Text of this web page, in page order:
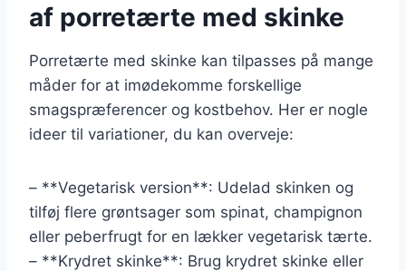
af porretærte med skinke
Porretærte med skinke kan tilpasses på mange
måder for at imødekomme forskellige
smagspræferencer og kostbehov. Her er nogle
ideer til variationer, du kan overveje:
– **Vegetarisk version**: Udelad skinken og
tilføj flere grøntsager som spinat, champignon
eller peberfrugt for en lækker vegetarisk tærte.
– **Krydret skinke**: Brug krydret skinke eller